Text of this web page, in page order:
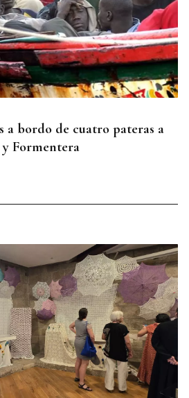
a bordo de cuatro pateras a
y Formentera
inmediato a migrantes que
la frontera con más